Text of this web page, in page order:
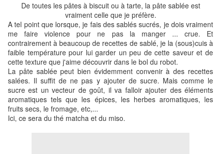
De toutes les pâtes à biscuit ou à tarte, la pâte sablée est
vraiment celle que je préfère.
A tel point que lorsque, je fais des sablés sucrés, je dois vraiment
me faire violence pour ne pas la manger ... crue. Et
contrairement à beaucoup de recettes de sablé, je la (sous)cuis à
faible température pour lui garder un peu de cette saveur et de
cette texture que j'aime découvrir dans le bol du robot.
La pâte sablée peut bien évidemment convenir à des recettes
salées. Il suffit de ne pas y ajouter de sucre. Mais comme le
sucre est un vecteur de goût, il va falloir ajouter des éléments
aromatiques tels que les épices, les herbes aromatiques, les
fruits secs, le fromage, etc,...
Ici, ce sera du thé matcha et du miso.